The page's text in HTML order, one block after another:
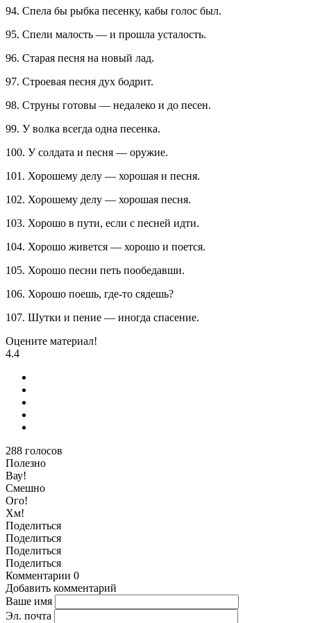
94. Спела бы рыбка песенку, кабы голос был.
95. Спели малость — и прошла усталость.
96. Старая песня на новый лад.
97. Строевая песня дух бодрит.
98. Струны готовы — недалеко и до песен.
99. У волка всегда одна песенка.
100. У солдата и песня — оружие.
101. Хорошему делу — хорошая и песня.
102. Хорошему делу — хорошая песня.
103. Хорошо в пути, если с песней идти.
104. Хорошо живется — хорошо и поется.
105. Хорошо песни петь пообедавши.
106. Хорошо поешь, где-то сядешь?
107. Шутки и пение — иногда спасение.
Оцените материал!
4.4
288 голосов
Полезно
Вау!
Смешно
Ого!
Хм!
Поделиться
Поделиться
Поделиться
Поделиться
Комментарии 0
Добавить комментарий
Ваше имя
Эл. почта